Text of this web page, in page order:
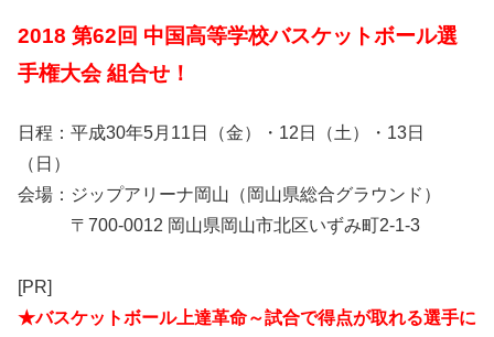
2018 第62回 中国高等学校バスケットボール選
手権大会 組合せ！
日程：平成30年5月11日（金）・12日（土）・13日
（日）
会場：ジップアリーナ岡山（岡山県総合グラウンド）
〒700-0012 岡山県岡山市北区いずみ町2-1-3
[PR]
★バスケットボール上達革命～試合で得点が取れる選手に